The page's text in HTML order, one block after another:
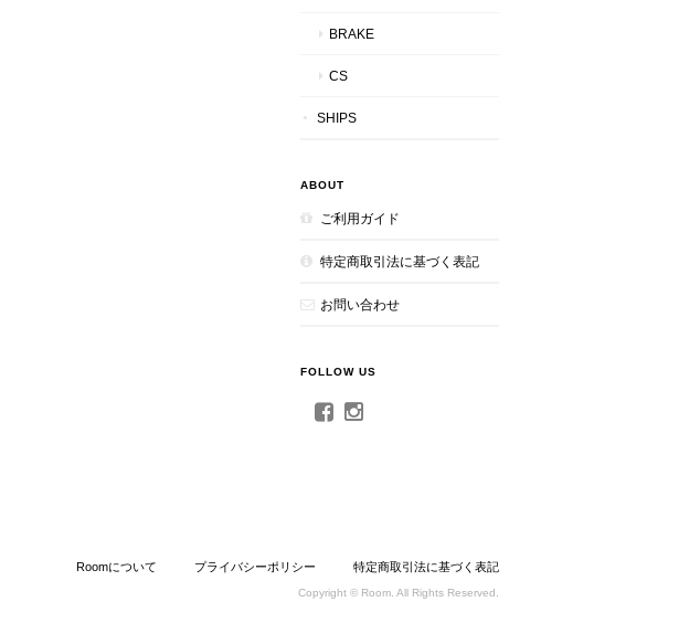
BRAKE
CS
SHIPS
ABOUT
ご利用ガイド
特定商取引法に基づく表記
お問い合わせ
FOLLOW US
Roomについて プライバシーポリシー 特定商取引法に基づく表記
Copyright © Room. All Rights Reserved.